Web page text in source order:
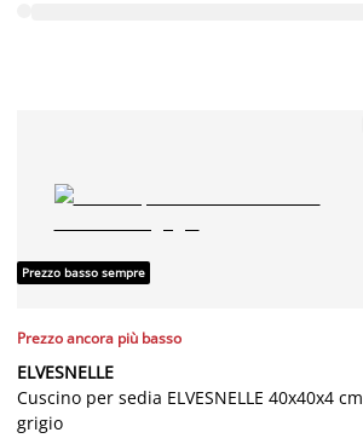
Prezzo basso sempre
Prezzo ancora più basso
ELVESNELLE
Cuscino per sedia ELVESNELLE 40x40x4 cm
grigio